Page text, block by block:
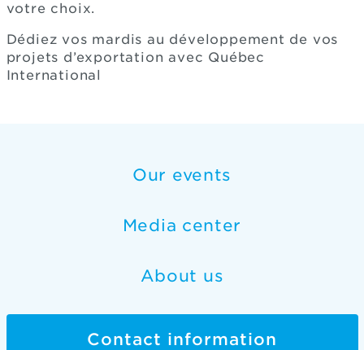
votre choix.
Dédiez vos mardis au développement de vos
projets d’exportation avec Québec
International
Our events
Media center
About us
Contact information